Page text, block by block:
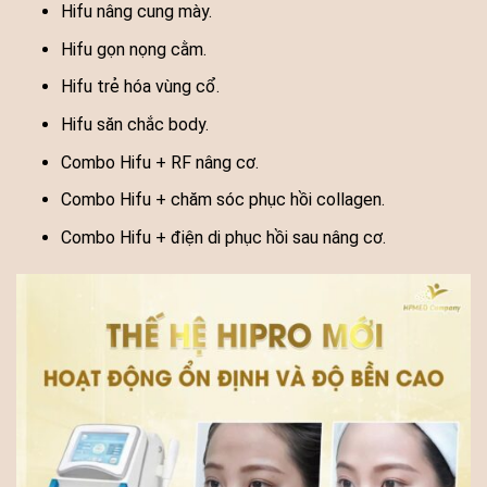
Hifu nâng cung mày.
Hifu gọn nọng cằm.
Hifu trẻ hóa vùng cổ.
Hifu săn chắc body.
Combo Hifu + RF nâng cơ.
Combo Hifu + chăm sóc phục hồi collagen.
Combo Hifu + điện di phục hồi sau nâng cơ.